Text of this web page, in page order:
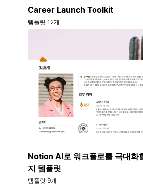
Career Launch Toolkit
템플릿 12개
Notion AI로 워크플로를 극대화
지 템플릿
템플릿 9개